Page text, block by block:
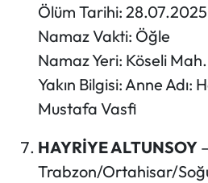
Ölüm Tarihi: 28.07.2025
Namaz Vakti: Öğle
Namaz Yeri: Köseli
Yakın Bilgisi: Anne Adı:
Mustafa Vasfi
HAYRİYE ALTUNSOY–
Trabzon/Ortahisar/